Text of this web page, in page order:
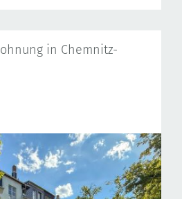
in Chemnitz-